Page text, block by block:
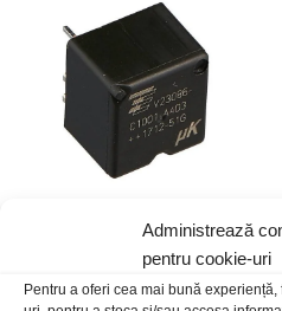
Administrează
pentru cookie-uri
Pentru a oferi cea mai bună
Releu 12Vdc auto 25A V23086-
20,00 lei/Buc